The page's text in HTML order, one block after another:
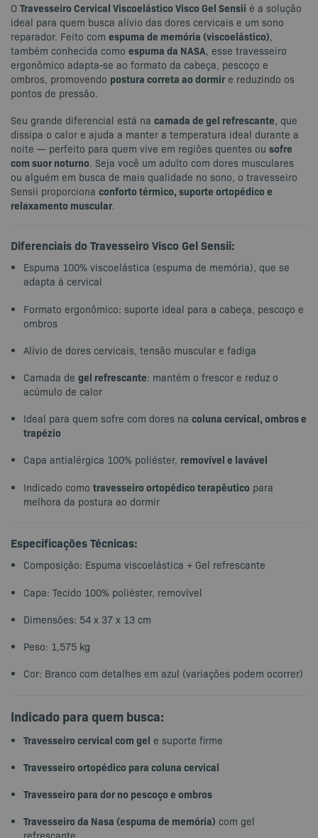
O Travesseiro Cervical Viscoelástico Visco Gel Sensii é a solução
ideal para quem busca alívio das dores cervicais e um sono
reparador. Feito com espuma de memória (viscoelástico),
também conhecida como espuma da NASA, esse travesseiro
ergonômico adapta-se ao formato da cabeça, pescoço e
ombros, promovendo postura correta ao dormir e reduzindo os
pontos de pressão.
Seu grande diferencial está na camada de gel refrescante, que
dissipa o calor e ajuda a manter a temperatura ideal durante a
noite — perfeito para quem vive em regiões quentes ou sofre
com suor noturno. Seja você um adulto com dores musculares
ou alguém em busca de mais qualidade no sono, o travesseiro
Sensii proporciona conforto térmico, suporte ortopédico e
relaxamento muscular.
Diferenciais do Travesseiro Visco Gel Sensii:
Espuma 100% viscoelástica (espuma de memória), que se
adapta à cervical
Formato ergonômico: suporte ideal para a cabeça, pescoço e
ombros
Alívio de dores cervicais, tensão muscular e fadiga
Camada degel refrescante: mantém o frescor e reduz o
acúmulo de calor
Ideal para quem sofre com dores nacoluna cervical, ombros e
trapézio
Capa antialérgica 100% poliéster, removível e lavável
Indicado comotravesseiro ortopédico terapêutico para
melhora da postura ao dormir
Especificações Técnicas:
Composição: Espuma viscoelástica + Gel refrescante
Capa: Tecido 100% poliéster, removível
Dimensões: 54 x 37 x 13 cm
Peso: 1,575 kg
Cor: Branco com detalhes em azul (variações podem ocorrer)
Indicado para quem busca:
Travesseiro cervical com gel e suporte firme
Travesseiro ortopédico para coluna cervical
Travesseiro para dor no pescoço e ombros
Travesseiro da Nasa (espuma de memória) com gel